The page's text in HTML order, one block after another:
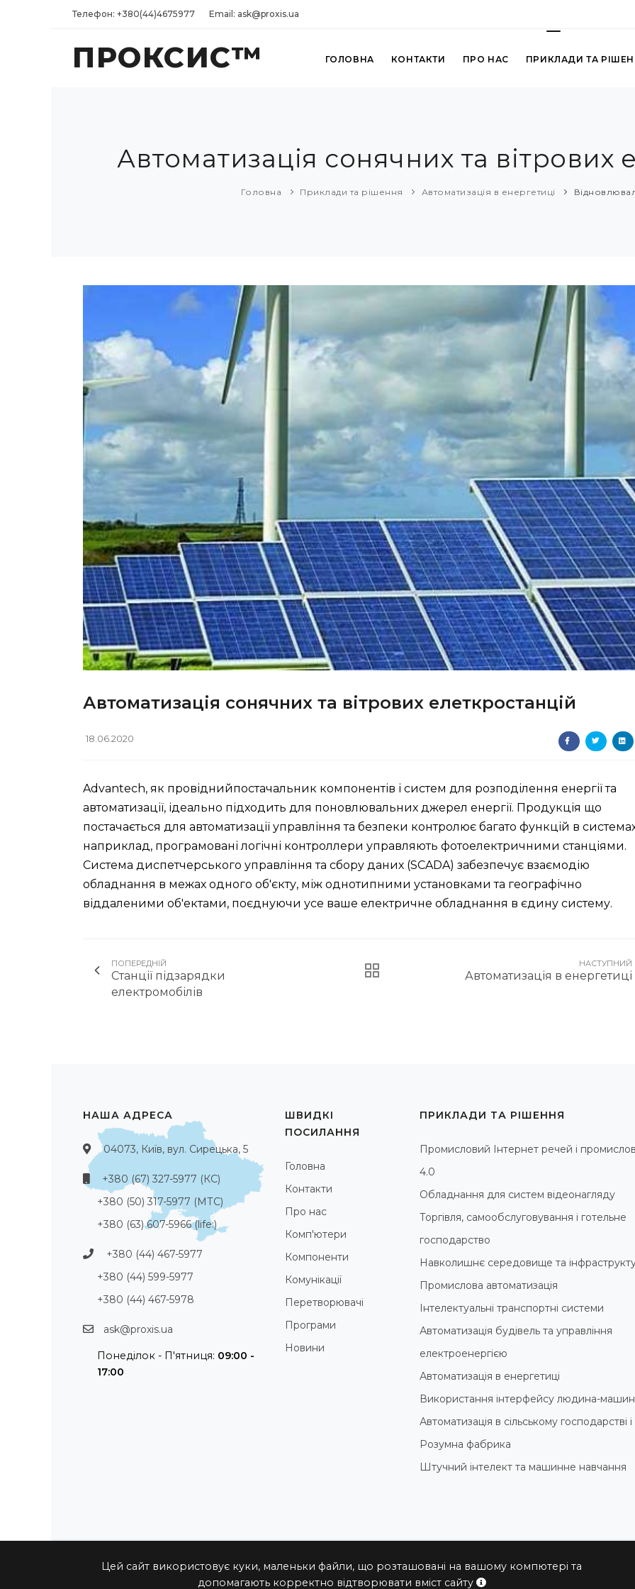
Телефон: +380(44)4675977 Email: ask@proxis.ua
ПРОКСИС™ ГОЛОВНА КОНТАКТИ ПРО НАС ПРИКЛАДИ ТА
Автоматизація сонячних та вітрових
Головна Приклади та рішення Автоматизація в енергетиці
Автоматизація сонячних та вітрових елеткростанцій
18.06.2020
Advantech, як провіднийпостачальник компонентів і систем для розподілення енергії та
автоматизації, ідеально підходить для поновлювальних джерел енергії. Продукція що
постачається для автоматизації управління та безпеки контролює багато функцій в
наприклад, програмовані логічні контроллери управляють фотоелектричними станціями.
Система диспетчерського управління та сбору даних (SCADA) забезпечує взаємодію
обладнання в межах одного об'єкту, між однотипними установками та географічно
віддаленими об'ектами, поєднуючи усе ваше електричне обладнання в єдину систему.
ПОПЕРЕДНІЙ
Станції підзарядки
електромобілів
НАСТУПНИЙ
Автоматизація в енергетиці
Цей сайт використовує куки, маленьки файли, що розташовані на вашому компютері та
допомагають корректно відтворювати вміст сайту
НАША АДРЕСА
04073, Київ, вул. Сирецька, 5
+380 (67) 327-5977 (КС)
+380 (50) 317-5977 (МТС)
+380 (63) 607-5966 (life:)
+380 (44) 467-5977
+380 (44) 599-5977
+380 (44) 467-5978
ask@proxis.ua
Понеділок - П'ятниця: 09:00 -
17:00
ШВИДКІ
ПОСИЛАННЯ
Головна
Контакти
Про нас
Комп'ютери
Компоненти
Комунікації
Перетворювачі
Програми
Новини
ПРИКЛАДИ ТА РІШЕННЯ
Промисловий Інтернет речей і
4.0
Обладнання для систем відеонагляду
Торгівля, самообслуговування і готельне
господарство
Навколишнє середовище та
Промислова автоматизація
Інтелектуальні транспортні системи
Автоматизація будівель та управління
електроенергією
Автоматизація в енергетиці
Використання інтерфейсу людина-
Автоматизація в сільському господарстві
Розумна фабрика
Штучний інтелект та машинне навчання
© 2004 - 2026 ПРОКСИС™ - промислові комп'ютери та системи